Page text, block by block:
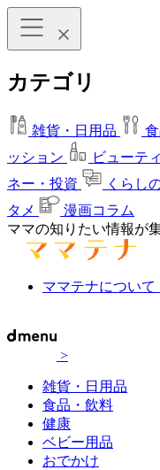
カテゴリ
雑貨・日用品
ッション
ビューティ
ネー・投資
くらし
タメ
漫画コラム
ママの知りたい情報が
ママテナについて
>
雑貨・日用品
食品・飲料
健康
ベビー用品
おでかけ